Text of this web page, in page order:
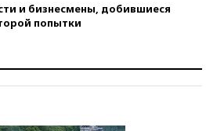
и бизнесмены, добившиеся
попытки